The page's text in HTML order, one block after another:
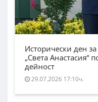
Исторически ден
„Света Анастасия“
дейност
29.07.2026 17:10ч.